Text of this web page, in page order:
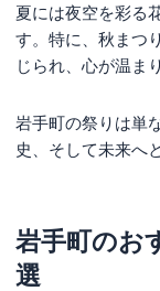
夏には夜空を彩る
す。特に、秋まつ
じられ、心が温ま
岩手町の祭りは単
史、そして未来へ
岩手町のお
選